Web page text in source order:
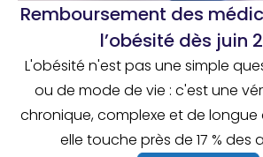
Remboursement des
l’obésité dès juin
L'obésité n'est pas une simple
ou de mode de vie : c'est une
chronique, complexe et de longue
elle touche près de 17 % des